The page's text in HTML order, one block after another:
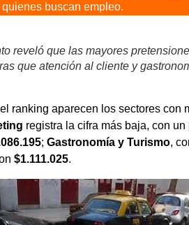
buscan empleo.
reveló que las mayores
que atención al cliente y
ranking aparecen los sectores con
registra la cifra más baja, con
; Gastronomía y Turismo,
$1.111.025.